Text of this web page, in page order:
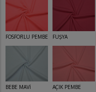
FOSFORLU PEMBE FUŞYA
BEBE MAVİ AÇIK PEMBE